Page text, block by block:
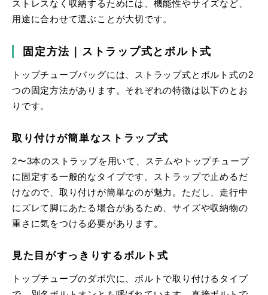
ストレスなく収納するためには、機能性やサイズなど、
用途に合わせて選ぶことが大切です。
固定方法｜ストラップ式とボルト式
トップチューブバッグには、ストラップ式とボルト式の2
つの固定方法があります。それぞれの特徴は以下のとお
りです。
取り付けが簡単なストラップ式
2〜3本のストラップを用いて、ステムやトップチューブ
に固定する一般的なタイプです。ストラップで止めるだ
けなので、取り付けが簡単なのが魅力。ただし、走行中
にズレて脚にあたる場合があるため、サイズや収納物の
重さに気をつける必要があります。
見た目がすっきりするボルト式
トップチューブのダボ穴に、ボルトで取り付けるタイプ